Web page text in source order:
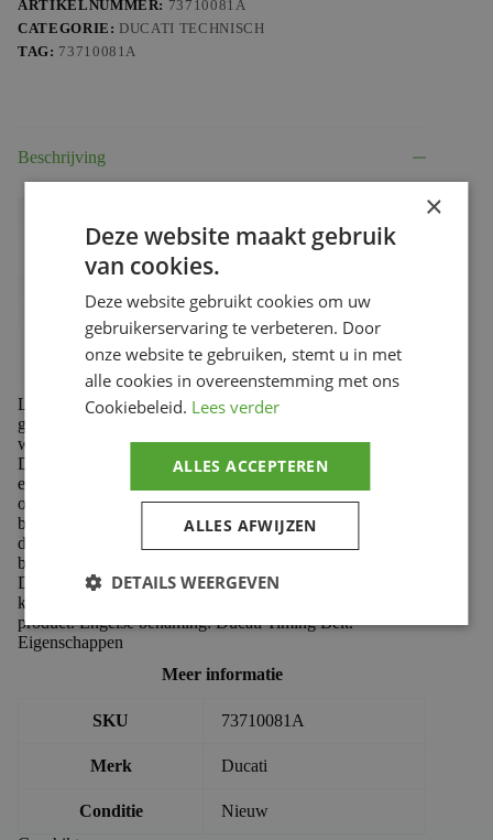
ARTIKELNUMMER: 73710081A
CATEGORIE: DUCATI TECHNISCH
TAG: 73710081A
Beschrijving
Let op: Ducati Distributieriemen worden per stuk
geleverd. Bestel dit product dus twee keer als beide riemen
worden vervangen (aanbevolen).
Distributieriemen zijn voor de meeste Ducati’s van
essentieel belang, daarom is het belangrijk om de riemen
op tijd te vervangen. Tijdens de beurt bevelen wij aan om
beide riemen tegelijk te vervangen. De Ducati
distributieriem is een origineel Ducati onderdeel en de
beste keuze ter vervanging van de oude versleten riem.
De getoonde afbeelding is een voorbeeld afbeelding en
kan afwijken van het origineel. Dit is een officieel Ducati
product. Engelse benaming: Ducati Timing Belt.
Eigenschappen
Meer informatie
SKU 73710081A
Merk Ducati
Conditie
Nieuw
×
Deze website maakt gebruik
van cookies.
Deze website gebruikt cookies om uw
gebruikerservaring te verbeteren. Door
onze website te gebruiken, stemt u in met
alle cookies in overeenstemming met ons
Cookiebeleid. Lees verder
ALLES ACCEPTEREN
ALLES AFWIJZEN
DETAILS WEERGEVEN